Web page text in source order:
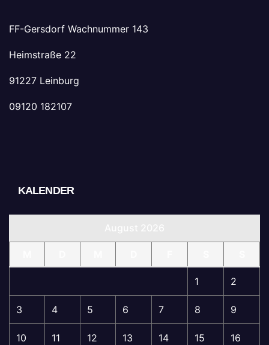
FF-Gersdorf Wachnummer 143
Heimstraße 22
91227 Leinburg
09120 182107
KALENDER
1 2
3 4 5 6 7 8 9
10 11 12 13 14 15 16